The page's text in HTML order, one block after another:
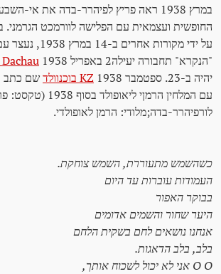
במרץ 1938 ראה פריץ לפיהרר-בדה את אי-
על ידי מקורות אחרים
"הנקרא" תחבורה יעילה2 באפריל 1938
יהיה ב-23. ספטמבר 1938
KZ בוכנוולד
שם כתב
עם המלחין הרמןי ליאופולד בסוף
לורפיהרר-בדה;מלודי: הרמן לאופולדי.
כשהשמש מתעוררת, השמש צוחקת.
העמודות עוברות עד היום
בבוקר האפור
היער שחור והשמים אדומים
אנחנו נושאים לחם בשקית הלחם
בלב, בלב הדאגות.
O O אני לא יכול לשכוח אותך,